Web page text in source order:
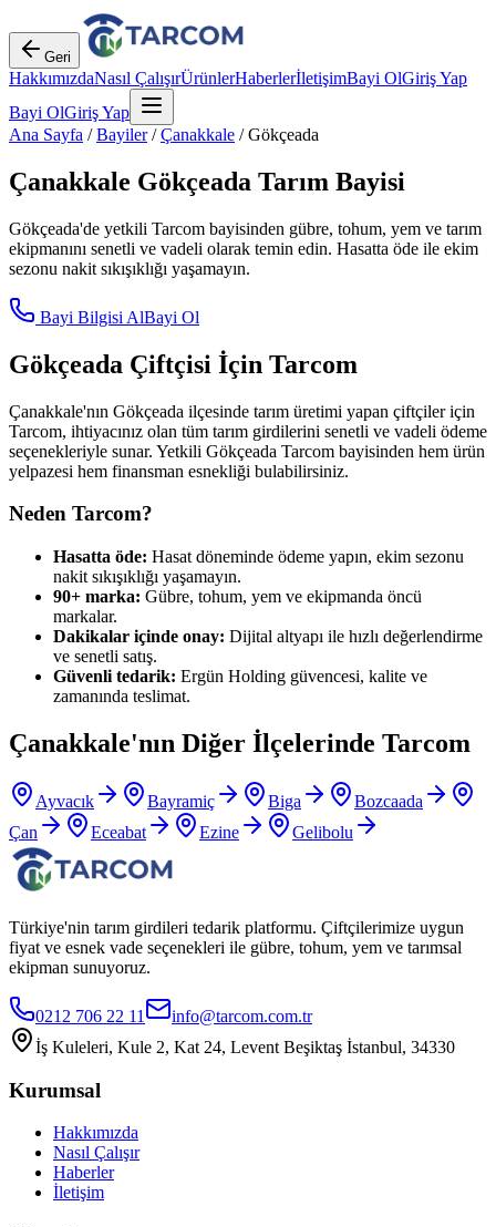
Geri
HakkımızdaNasıl ÇalışırÜrünlerHaberlerİletişimBayi OlGiriş Yap
Bayi OlGiriş Yap
Ana Sayfa /Bayiler/Çanakkale /Gökçeada
Çanakkale Gökçeada Tarım Bayisi
Gökçeada'de yetkili Tarcom bayisinden gübre, tohum, yem ve tarım
ekipmanını senetli ve vadeli olarak temin edin. Hasatta öde ile ekim
sezonu nakit sıkışıklığı yaşamayın.
Bayi Bilgisi AlBayi Ol
Gökçeada Çiftçisi İçin Tarcom
Çanakkale'nın Gökçeada ilçesinde tarım üretimi yapan çiftçiler için
Tarcom, ihtiyacınız olan tüm tarım girdilerini senetli ve vadeli ödeme
seçenekleriyle sunar. Yetkili Gökçeada Tarcom bayisinden hem ürün
yelpazesi hem finansman esnekliği bulabilirsiniz.
Neden Tarcom?
Hasatta öde: Hasat döneminde ödeme yapın, ekim sezonu
nakit sıkışıklığı yaşamayın.
90+ marka: Gübre, tohum, yem ve ekipmanda öncü
markalar.
Dakikalar içinde onay: Dijital altyapı ile hızlı değerlendirme
ve senetli satış.
Güvenli tedarik: Ergün Holding güvencesi, kalite ve
zamanında teslimat.
Çanakkale'nın Diğer İlçelerinde Tarcom
Ayvacık Bayramiç Biga
Bozcaada
Çan
Eceabat Ezine Gelibolu
Türkiye'nin tarım girdileri tedarik platformu. Çiftçilerimize uygun
fiyat ve esnek vade seçenekleri ile gübre, tohum, yem ve tarımsal
ekipman sunuyoruz.
0212 706 22 11
info@tarcom.com.tr
İş Kuleleri, Kule 2, Kat 24, Levent Beşiktaş İstanbul, 34330
Kurumsal
Hakkımızda
Nasıl Çalışır
Haberler
İletişim